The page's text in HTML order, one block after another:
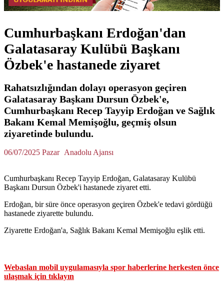
Cumhurbaşkanı Erdoğan'dan
Galatasaray Kulübü Başkanı
Özbek'e hastanede ziyaret
Rahatsızlığından dolayı operasyon geçiren
Galatasaray Başkanı Dursun Özbek'e,
Cumhurbaşkanı Recep Tayyip Erdoğan ve Sağlık
Bakanı Kemal Memişoğlu, geçmiş olsun
ziyaretinde bulundu.
06/07/2025 Pazar Anadolu Ajansı
Cumhurbaşkanı Recep Tayyip Erdoğan, Galatasaray Kulübü
Başkanı Dursun Özbek'i hastanede ziyaret etti.
Erdoğan, bir süre önce operasyon geçiren Özbek'e tedavi gördüğü
hastanede ziyarette bulundu.
Ziyarette Erdoğan'a, Sağlık Bakanı Kemal Memişoğlu eşlik etti.
Webaslan mobil uygulamasıyla spor haberlerine herkesten önce
ulaşmak için tıklayın